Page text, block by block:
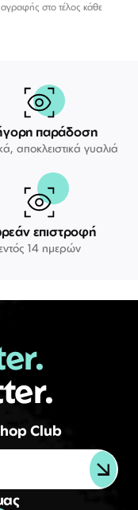
στο τέλος κάθε
παράδοση
αποκλειστικά γυαλιά
επιστροφή
14 ημερών
Club